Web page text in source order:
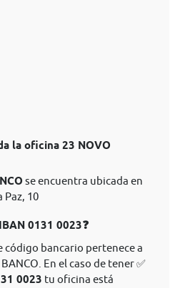
la oficina 23 NOVO
se encuentra ubicada en
Paz, 10
0131 0023❓
código bancario pertenece a
En el caso de tener ✅
0023 tu oficina está